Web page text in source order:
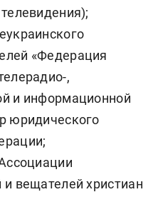
«Федерация
,
и информационной
юридического
вещателей христиан